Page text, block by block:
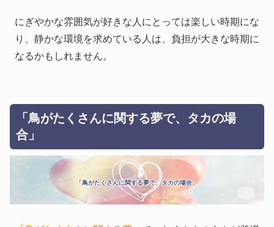
にぎやかな雰囲気が好きな人にとっては楽しい時期にな
り、静かな環境を求めている人は、負担が大きな時期に
なるかもしれません。
「鳥がたくさんに関する夢で、タカの場
合」
「鳥がたくさんに関する夢で、タカの場合」